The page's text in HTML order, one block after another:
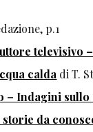
p.1
televisivo
calda di T.
– Indagini
storie da